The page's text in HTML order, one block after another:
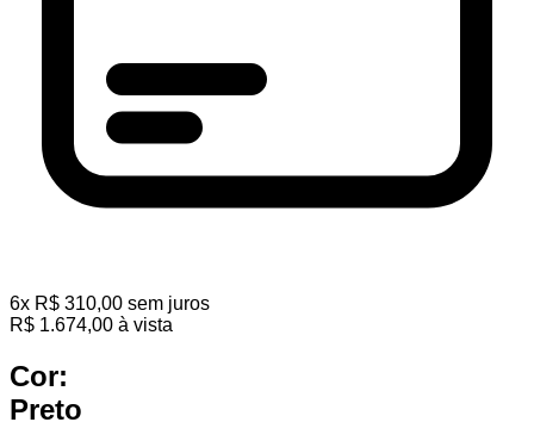
6x R$ 310,00 sem juros
R$ 1.674,00 à vista
Cor:
Preto